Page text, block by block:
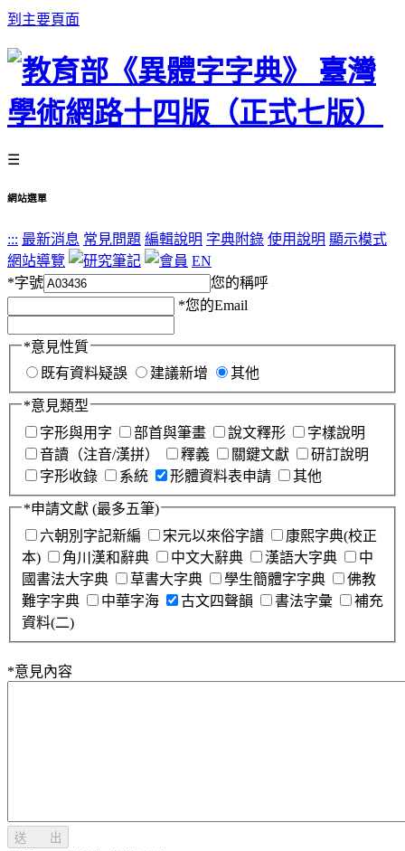
到主要頁面
☰
網站選單
::: 最新消息 常見問題 編輯說明 字典附錄 使用說明 顯示模式
網站導覽
EN
*字號
您的稱呼
*您的Email
*意見性質
既有資料疑誤
建議新增 其他
*意見類型
字形與用字
部首與筆畫 說文釋形
字樣說明
音讀（注音/漢拼）
釋義 關鍵文獻
研訂說明
字形收錄
系統 形體資料表申請 其他
*申請文獻 (最多五筆)
六朝別字記新編
宋元以來俗字譜
康熙字典(校正
本)
角川漢和辭典 中文大辭典 漢語大字典
中
國書法大字典
草書大字典 學生簡體字字典
佛教
難字字典
中華字海 古文四聲韻 書法字彙
補充
資料(二)
*意見內容
送 出